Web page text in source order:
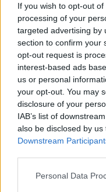
If you wish to opt-out
processing of your
targeted advertising by
section to confirm your
opt-out request is
interest-based ads
us or personal
your opt-out. You may
disclosure of your
IAB’s list of
also be disclosed by
Downstream
Personal Data
La brasserie Liquid
brassage de bières
l'histoire d'amour, de
d'enthousiasme et
créations. Leurs
qui murmurent
chacun.
La brasserie a
parties : il existe à ce
Given, mais nous
nombreuses suites à
que lapremière partie